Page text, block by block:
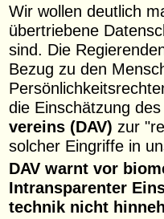
Wir wollen deutlich
übertriebene
sind. Die
Bezug zu den
die Einschätzung des
vereins (DAV) zur
solcher Eingriffe in
DAV warnt vor
Intrans­pa­renter
technik nicht